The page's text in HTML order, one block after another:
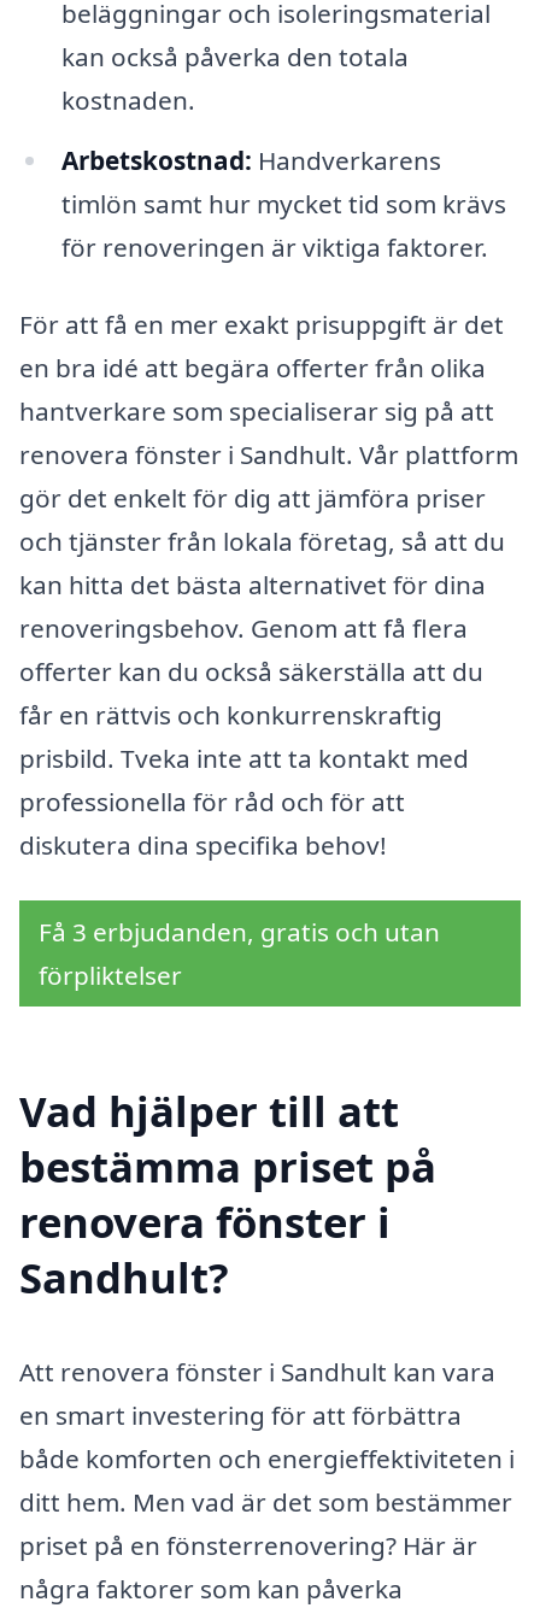
beläggningar och isoleringsmaterial
kan också påverka den totala
kostnaden.
Arbetskostnad: Handverkarens
timlön samt hur mycket tid som krävs
för renoveringen är viktiga faktorer.
För att få en mer exakt prisuppgift är det
en bra idé att begära offerter från olika
hantverkare som specialiserar sig på att
renovera fönster i Sandhult. Vår plattform
gör det enkelt för dig att jämföra priser
och tjänster från lokala företag, så att du
kan hitta det bästa alternativet för dina
renoveringsbehov. Genom att få flera
offerter kan du också säkerställa att du
får en rättvis och konkurrenskraftig
prisbild. Tveka inte att ta kontakt med
professionella för råd och för att
diskutera dina specifika behov!
Få 3 erbjudanden, gratis och utan
förpliktelser
Vad hjälper till att
bestämma priset på
renovera fönster i
Sandhult?
Att renovera fönster i Sandhult kan vara
en smart investering för att förbättra
både komforten och energieffektiviteten i
ditt hem. Men vad är det som bestämmer
priset på en fönsterrenovering? Här är
några faktorer som kan påverka